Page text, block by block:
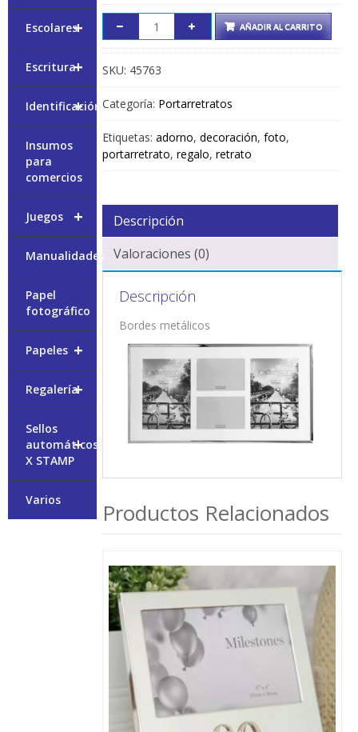
AÑADIR AL CARRITO
SKU: 45763
Categoría: Portarretratos
Etiquetas:adorno,decoración,foto,
portarretrato,regalo,retrato
Descripción
Valoraciones (0)
Descripción
Bordes metálicos
Productos Relacionados
+
Escolares
+
Escritura
+
Identificación
Insumos
para
comercios
+
Juegos
Manualidades
Papel
fotográfico
+
Papeles
+
Regalería
+
Sellos
automáticos
X STAMP
Varios